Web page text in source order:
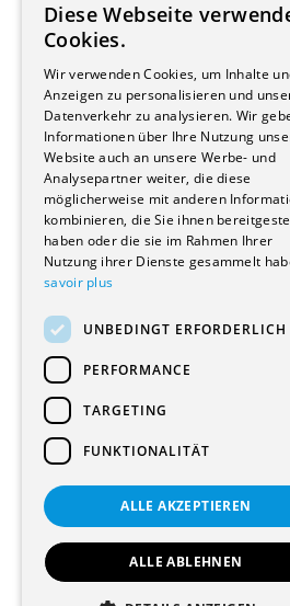
Hersteller/Lieferanten
Bauherrschaften
Stockwerkeigentum
Reportagen
Wohnungen
Renovierungen
Innere Umbauten
Gastgewerbe und Tourismus
Verwaltungsgebäude und Geschäfte
Schuleinrichtungen
Medizinische Einrichtungen
Kultur - Sport - Freizeit
Industrie - Handwerk
Transport und Parkplätze
Diverse Bauten
© 2026 Alle Rechte vorbehalten
Allgemeine Bedingungen
Diese Webseite
Cookies.
Wir verwenden Cookies, um Inhalte
Anzeigen zu personalisieren und
Datenverkehr zu analysieren. Wir
Informationen über Ihre Nutzung
Website auch an unsere Werbe- und
Analysepartner weiter, die diese
möglicherweise mit anderen
kombinieren, die Sie ihnen
haben oder die sie im Rahmen Ihrer
Nutzung ihrer Dienste gesammelt
savoir plus
UNBEDINGT ERFORDERLICH
PERFORMANCE
TARGETING
FUNKTIONALITÄT
ALLE AKZEPTIEREN
ALLE ABLEHNEN